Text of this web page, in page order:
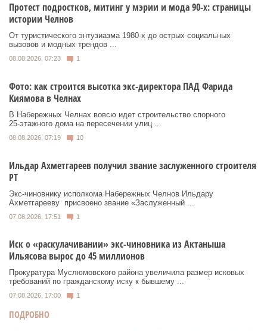
Протест подростков, митинг у мэрии и мода 90-х: страницы
истории Челнов
От туристического энтузиазма 1980‑х до острых социальных
вызовов и модных трендов ...
08.08.2026, 07:23 1
Фото: как строится высотка экс-директора ПАД Фарида
Киямова в Челнах
В Набережных Челнах вовсю идет строительство спорного
25‑этажного дома на пересечении улиц ...
08.08.2026, 07:19 10
Ильдар Ахметгареев получил звание заслуженного строителя
РТ
Экс‑чиновнику исполкома Набережных Челнов Ильдару
Ахметгарееву присвоено звание «Заслуженный ...
07.08.2026, 17:51 1
Иск о «раскулачивании» экс-чиновника из Актаныша
Ильясова вырос до 45 миллионов
Прокуратура Муслюмовского района увеличила размер исковых
требований по гражданскому иску к бывшему ...
07.08.2026, 17:00 1
ПОДРОБНО